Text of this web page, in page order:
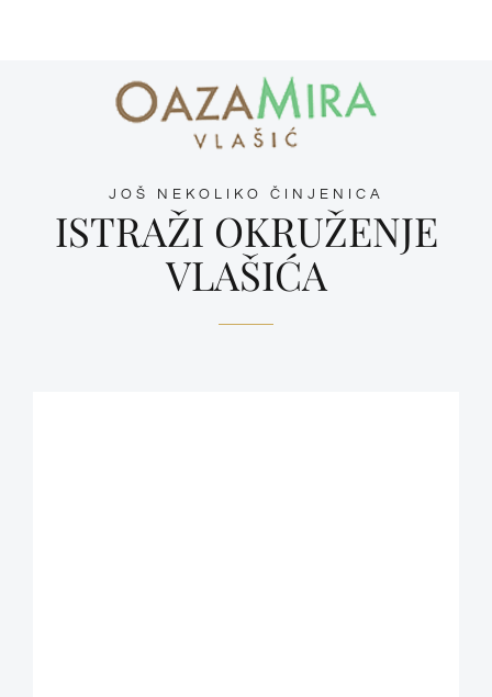
JOŠ NEKOLIKO ČINJENICA
ISTRAŽI OKRUŽENJE
VLAŠIĆA